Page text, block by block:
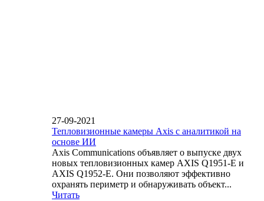
27-09-2021
Тепловизионные камеры Axis с аналитикой на
основе ИИ
Axis Communications объявляет о выпуске двух
новых тепловизионных камер AXIS Q1951-E и
AXIS Q1952-E. Они позволяют эффективно
охранять периметр и обнаруживать объект...
Читать